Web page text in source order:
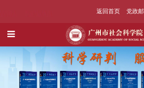
返回首页 党政